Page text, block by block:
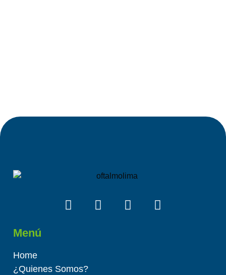
Menú
Home
¿Quienes Somos?